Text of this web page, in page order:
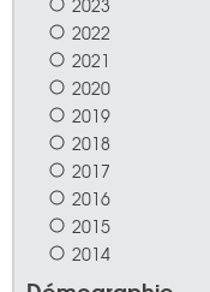
2022
2021
2020
2019
2018
2017
2016
2015
2014